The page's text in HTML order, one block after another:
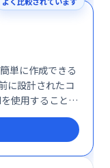
単に作成できる
に設計されたコ
使用すること
でプロフェッシ
テンツを追加
が完成します。
ポート作成を実